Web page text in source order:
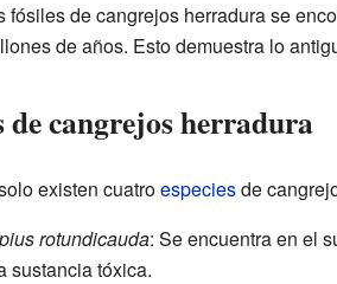
fósiles de cangrejos herradura se
de años. Esto demuestra lo
de cangrejos herradura
existen cuatroespeciesde
rotundicauda: Se encuentra en el
sustancia tóxica.